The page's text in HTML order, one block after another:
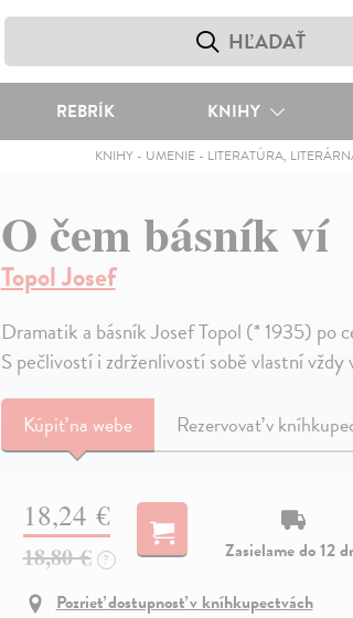
REBRÍK KNIHY
KNIHY - UMENIE - LITERATÚRA,
O čem básník ví
Topol Josef
Dramatik a básník Josef Topol (* 1935) po
S pečlivostí i zdrženlivostí sobě vlastní vždy
Kúpiťna webe Rezervovať v
18,24 €
18,80 € ?
Zasielame do 12
Pozrieť dostupnosť v kníhkupectvách